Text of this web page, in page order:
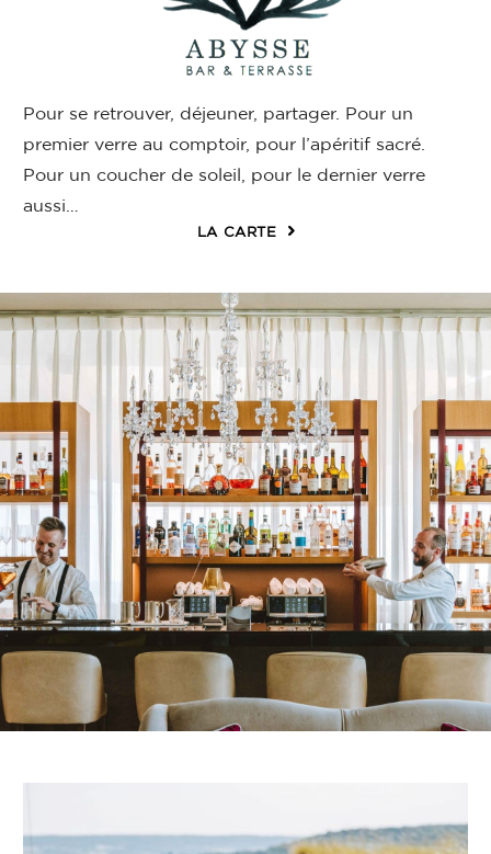
Pour se retrouver, déjeuner, partager. Pour un
premier verre au comptoir, pour l’apéritif sacré.
Pour un coucher de soleil, pour le dernier verre
aussi…
LA CARTE